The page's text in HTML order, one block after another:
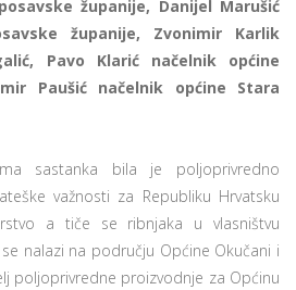
županije, Danijel Marušić
županije, Zvonimir Karlik
Pavo Klarić načelnik općine
Paušić načelnik općine Stara
sastanka bila je poljoprivredno
važnosti za Republiku Hrvatsku
a tiče se ribnjaka u vlasništvu
nalazi na području Općine Okučani i
poljoprivredne proizvodnje za Općinu